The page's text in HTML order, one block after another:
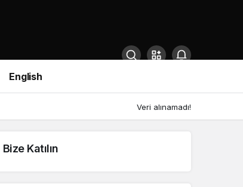
English
Veri alınamadı!
Bize Katılın